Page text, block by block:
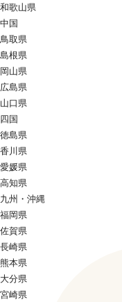
和歌山県
中国
鳥取県
島根県
岡山県
広島県
山口県
四国
徳島県
香川県
愛媛県
高知県
九州・沖縄
福岡県
佐賀県
長崎県
熊本県
大分県
宮崎県